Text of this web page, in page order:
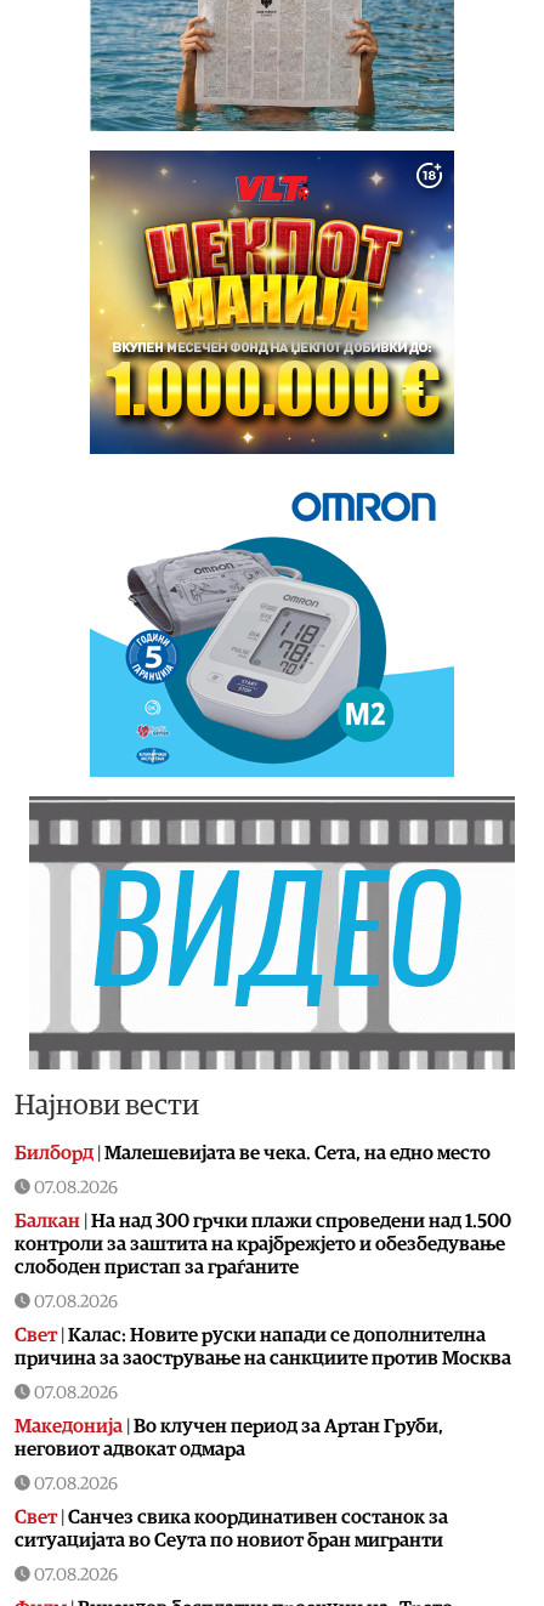
Најнови вести
Билборд Малешевијата ве чека. Сета, на едно место
07.08.2026
Балкан На над 300 грчки плажи спроведени над 1.500
контроли за заштита на крајбрежјето и обезбедување
слободен пристап за граѓаните
07.08.2026
Свет| Калас: Новите руски напади се дополнителна
причина за заострување на санкциите против Москва
07.08.2026
Македонија Во клучен период за Артан Груби,
неговиот адвокат одмара
07.08.2026
Свет| Санчез свика координативен состанок за
ситуацијата во Сеута по новиот бран мигранти
07.08.2026